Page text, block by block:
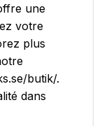
une
votre
plus
butik/.
dans